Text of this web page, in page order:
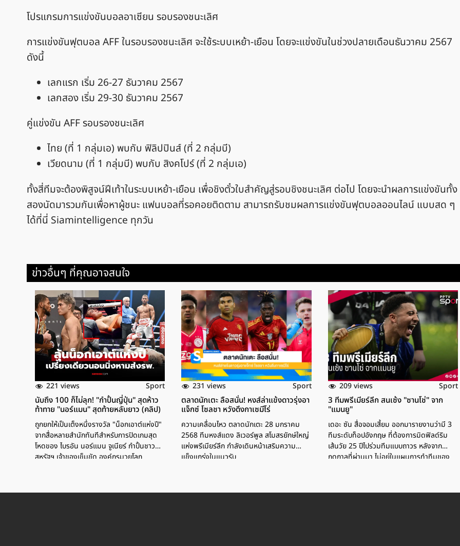
โปรแกรมการแข่งขันบอลอาเซียน รอบรองชนะเลิศ
การแข่งขันฟุตบอล AFF ในรอบรองชนะเลิศ จะใช้ระบบเหย้า-เยือน โดยจะแข่งขันในช่วงปลายเดือนธันวาคม 2567
ดังนี้
เลกแรก เริ่ม 26-27 ธันวาคม 2567
เลกสอง เริ่ม 29-30 ธันวาคม 2567
คู่แข่งขัน AFF รอบรองชนะเลิศ
ไทย (ที่ 1 กลุ่มเอ) พบกับ ฟิลิปปินส์ (ที่ 2 กลุ่มบี)
เวียดนาม (ที่ 1 กลุ่มบี) พบกับ สิงคโปร์ (ที่ 2 กลุ่มเอ)
ทั้งสี่ทีมจะต้องพิสูจน์ฝีเท้าในระบบเหย้า-เยือน เพื่อชิงตั๋วใบสำคัญสู่รอบชิงชนะเลิศ ต่อไป โดยจะนำผลการแข่งขันทั้ง
สองนัดมารวมกันเพื่อหาผู้ชนะ แฟนบอลที่รอคอยติดตาม สามารถรับชมผลการแข่งขันฟุตบอลออนไลน์ แบบสด ๆ
ได้ที่นี่ Siamintelligence ทุกวัน
ข่าวอื่นๆ ที่คุณอาจสนใจ
221 views Sport
นับถึง 100 ก็ไม่ลุก! "กำปั้นญี่ปุ่น" สุดห้าว
ท้าทาย "นอร์แมน" สุดท้ายหลับยาว (คลิป)
ถูกยกให้เป็นเต็งหนึ่งรางวัล "น็อกเอาต์แห่งปี"
จากสื่อหลายสำนักทันทีสำหรับการปิดเกมสุด
โหดของ ไบรอัน นอร์แมน จูเนียร์ กำปั้นชาว
สหรัฐฯ เจ้าของเข็มขัด องค์กรมวยโลก
231 views Sport
ตลาดนักเตะ ลือสนั่น! หงส์ล่าแข้งดาวรุ่งอา
แจ็กซ์ โซลชา หวังดึงกาเซมีโร่
ความเคลื่อนไหว ตลาดนักเตะ 28 มกราคม
2568 ทีมหงส์แดง ลิเวอร์พูล สโมสรยักษ์ใหญ่
แห่งพรีเมียร์ลีก กำลังเดินหน้าเสริมความ
แข็งแกร่งในแนวรับ
209 views Sport
3 ทีมพรีเมียร์ลีก สนเซ้ง "ซานโช่" จาก
"แมนยู"
เดอะ ซัน สื่อจอมเสี้ยม ออกมารายงานว่ามี 3
ทีมระดับท็อปอังกฤษ ที่ต้องการมิดฟิลด์ริม
เส้นวัย 25 ปีไปร่วมทีมแบบถาวร หลังจาก
ฤดูกาลที่ผ่านมา ไม่อยู่ในแผนการทำทีมของ